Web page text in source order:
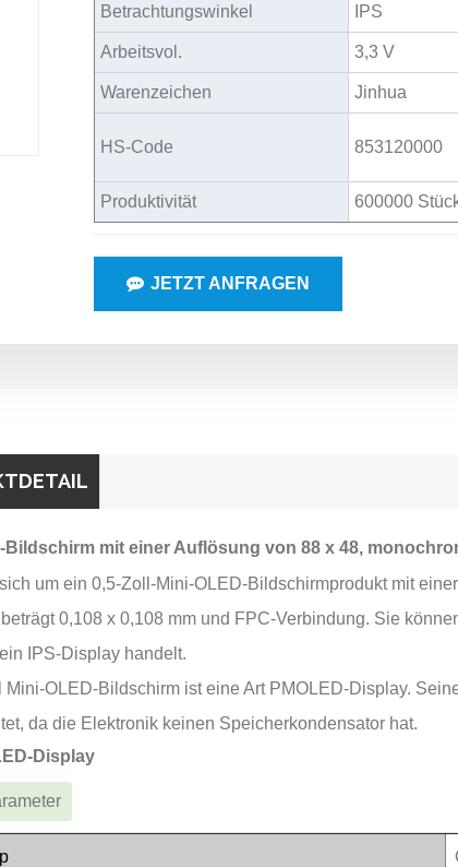
Betrachtungswinkel IPS
Arbeitsvol. 3,3 V
Warenzeichen Jinhua
HS-Code 853120000
Produktivität 600000
JETZT ANFRAGEN
Bildschirm mit einer Auflösung von 88 x 48,
um ein 0,5-Zoll-Mini-OLED-Bildschirmprodukt mit
0,108 x 0,108 mm und FPC-Verbindung. Sie
IPS-Display handelt.
Mini-OLED-Bildschirm ist eine Art PMOLED-Display.
da die Elektronik keinen Speicherkondensator hat.
Display